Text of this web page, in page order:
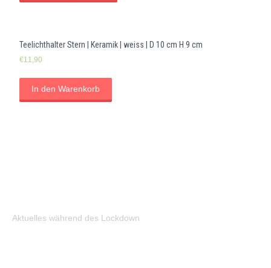
Teelichthalter Stern | Keramik | weiss | D 10 cm H 9 cm
€11,90
In den Warenkorb
Aktuelles während des Lockdown